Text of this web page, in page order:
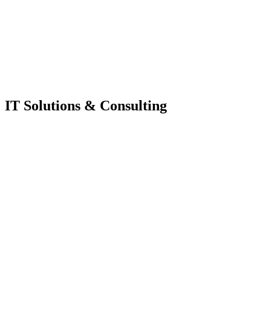
IT Solutions & Consulting